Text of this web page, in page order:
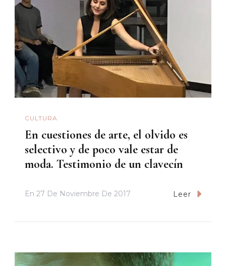
CULTURA
En cuestiones de arte, el olvido es
selectivo y de poco vale estar de
moda. Testimonio de un clavecín
En 27 De Noviembre De 2017 Leer